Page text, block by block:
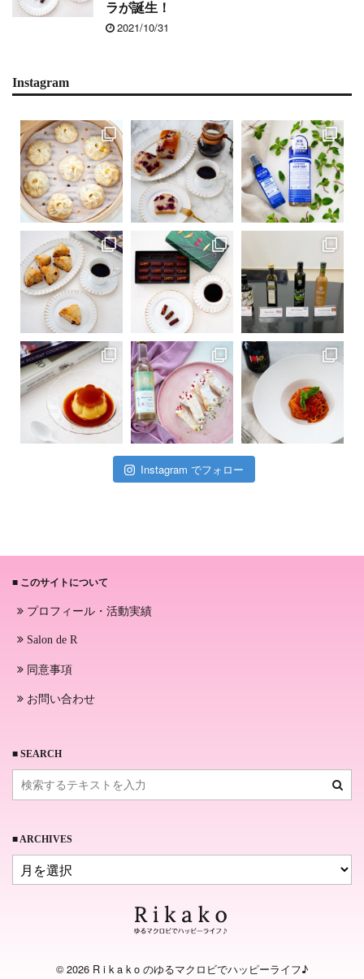
ラが誕生！
2021/10/31
Instagram
Instagram でフォロー
■ このサイトについて
プロフィール・活動実績
Salon de R
同意事項
お問い合わせ
■ SEARCH
■ ARCHIVES
© 2026 R i k a k o のゆるマクロビでハッピーライフ♪